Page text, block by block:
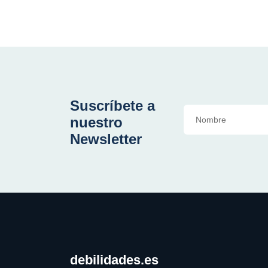
Suscríbete a
nuestro
Newsletter
debilidades.es